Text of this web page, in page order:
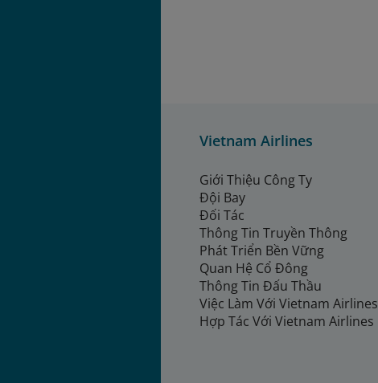
Vietnam Airlines
Giới Thiệu Công Ty
Đội Bay
Đối Tác
Thông Tin Truyền Thông
Phát Triển Bền Vững
Quan Hệ Cổ Đông
Thông Tin Đấu Thầu
Việc Làm Với Vietnam Airlines
Hợp Tác Với Vietnam Airlines